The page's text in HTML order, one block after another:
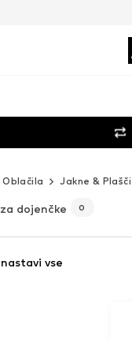
Oblačila Jakne & Plašči
za dojenčke 0
vse